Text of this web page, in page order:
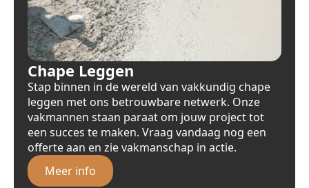
Chape Leggen
Stap binnen in de wereld van vakkundig chape
leggen met ons betrouwbare netwerk. Onze
vakmannen staan paraat om jouw project tot
een succes te maken. Vraag vandaag nog een
offerte aan en zie vakmanschap in actie.
Meer info